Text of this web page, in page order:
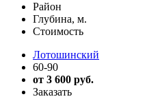
Район
Глубина, м.
Стоимость
Лотошинский
60-90
от 3 600 руб.
Заказать